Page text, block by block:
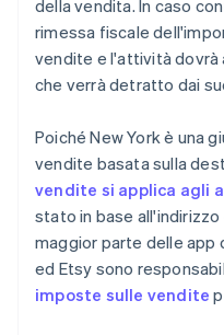
della vendita. In caso
rimessa fiscale
vendite e l'attività dovrà
che verrà detratto dai
Poiché New York è una
vendite basata sulla
vendite si applica agli
stato in base
maggior parte delle app
ed Etsy sono
imposte sulle vendite